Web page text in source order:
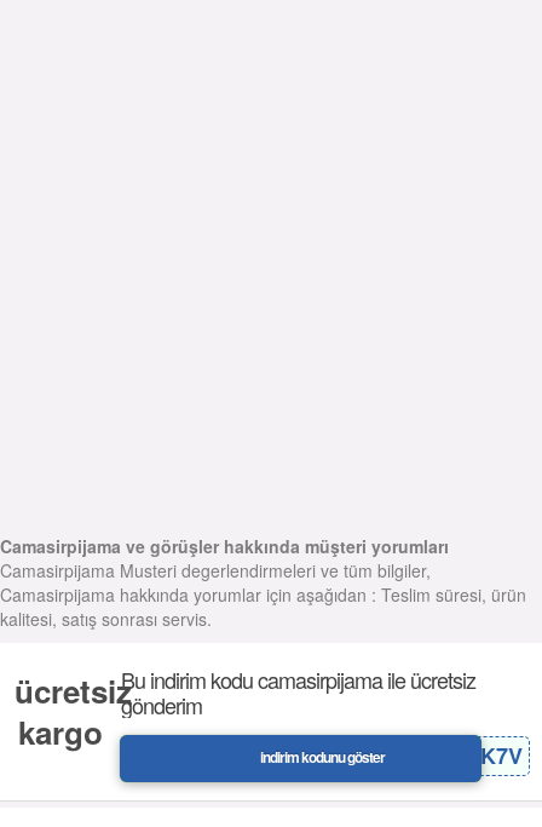
Camasirpijama ve görüşler hakkında müşteri yorumları
Camasirpijama Musteri degerlendirmeleri ve tüm bilgiler,
Camasirpijama hakkında yorumlar için aşağıdan : Teslim süresi, ürün
kalitesi, satış sonrası servis.
Bu indirim kodu camasirpijama ile ücretsiz
gönderim
ücretsiz
kargo
indirim kodunu göster PV64GK7V